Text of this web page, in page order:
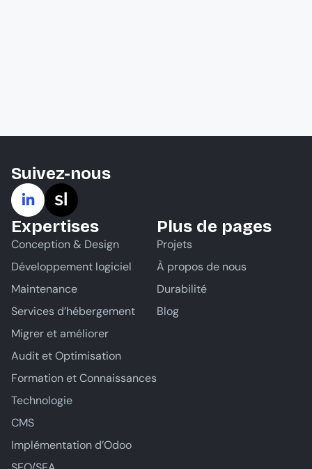
Suivez-nous
Expertises
Conception & Design
Développement logiciel
Maintenance
Services d’hébergement
Migrer et améliorer
Audit et Optimisation
Formation et Connaissances
Technologie
CMS
Implémentation d’Odoo
Plus de pages
Projets
À propos de nous
Durabilité
Blog